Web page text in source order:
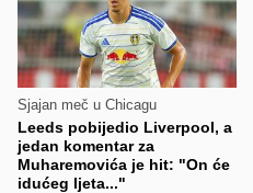
Sjajan meč u Chicagu
Leeds pobijedio Liverpool, a
jedan komentar za
Muharemovića je hit: "On će
idućeg ljeta..."